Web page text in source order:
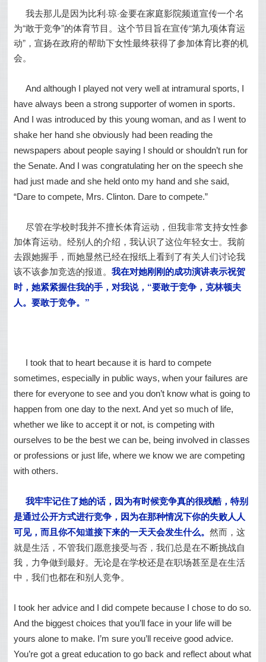
我去那儿是因为比利·琼·金要在家庭影院频道宣传一个名
为“敢于竞争”的体育节目。这个节目旨在宣传“第九项体育运
动”，宣扬在政府的帮助下女性最终获得了参加体育比赛的机
会。
And although I played not very well at intramural sports, I
have always been a strong supporter of women in sports.
And I was introduced by this young woman, and as I went to
shake her hand she obviously had been reading the
newspapers about people saying I should or shouldn’t run for
the Senate. And I was congratulating her on the speech she
had just made and she held onto my hand and she said,
“Dare to compete, Mrs. Clinton. Dare to compete.”
尽管在学校时我并不擅长体育运动，但我非常支持女性参
加体育运动。经别人的介绍，我认识了这位年轻女士。我前
去跟她握手，而她显然已经在报纸上看到了有关人们讨论我
该不该参加竞选的报道。我在对她刚刚的成功演讲表示祝贺
时，她紧紧握住我的手，对我说，“要敢于竞争，克林顿夫
人。要敢于竞争。”
I took that to heart because it is hard to compete
sometimes, especially in public ways, when your failures are
there for everyone to see and you don’t know what is going to
happen from one day to the next. And yet so much of life,
whether we like to accept it or not, is competing with
ourselves to be the best we can be, being involved in classes
or professions or just life, where we know we are competing
with others.
我牢牢记住了她的话，因为有时候竞争真的很残酷，特别
是通过公开方式进行竞争，因为在那种情况下你的失败人人
可见，而且你不知道接下来的一天天会发生什么。然而，这
就是生活，不管我们愿意接受与否，我们总是在不断挑战自
我，力争做到最好。无论是在学校还是在职场甚至是在生活
中，我们也都在和别人竞争。
I took her advice and I did compete because I chose to do so.
And the biggest choices that you’ll face in your life will be
yours alone to make. I’m sure you’ll receive good advice.
You’re got a great education to go back and reflect about what